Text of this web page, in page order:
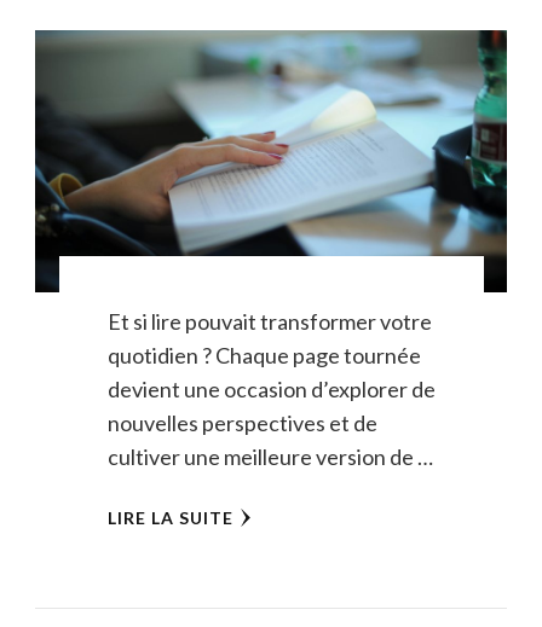
Et si lire pouvait transformer votre
quotidien ? Chaque page tournée
devient une occasion d’explorer de
nouvelles perspectives et de
cultiver une meilleure version de …
LIRE LA SUITE